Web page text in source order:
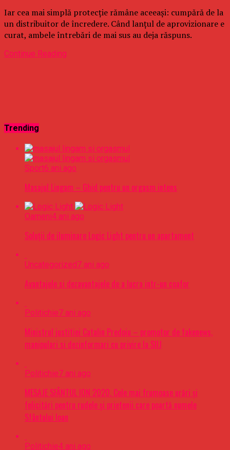
Iar cea mai simplă protecție rămâne aceeași: cumpără de la
un distribuitor de încredere. Când lanțul de aprovizionare e
curat, ambele întrebări de mai sus au deja răspuns.
Continue Reading
Trending
Sport6 ani ago
Masajul Lingam – Ghid pentru un orgasm intens
Oameni4 ani ago
Soluții de iluminare Logic Light pentru un apartament
Uncategorized7 ani ago
Avantajele si dezavantajele de a lucra intr-un coafor
Politichie7 ani ago
Ministrul justitiei Catalin Predoiu – promotor de fakenews,
manipulari si dezinformari cu privire la SIIJ
Politichie7 ani ago
MESAJE SFÂNTUL ION 2020. Cele mai frumoase urări şi
felicitări pentru rudele şi prietenii care poartă numele
Sfântului Ioan
Politichie4 ani ago